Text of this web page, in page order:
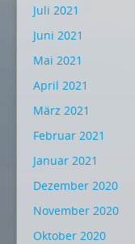
Juli 2021
Juni 2021
Mai 2021
April 2021
März 2021
Februar 2021
Januar 2021
Dezember 2020
November 2020
Oktober 2020